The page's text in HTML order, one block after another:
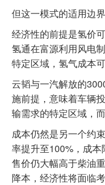
但这一模式的适用边界
经济性的前提是氢价
氢通在富源利用风电
特定区域，氢气成本
云韬与一汽解放的
施前提，意味着车辆
输需求的特定区域，
成本仍然是另一个约
率提升至100%，成
售价仍大幅高于柴油
降本，经济性将面临考